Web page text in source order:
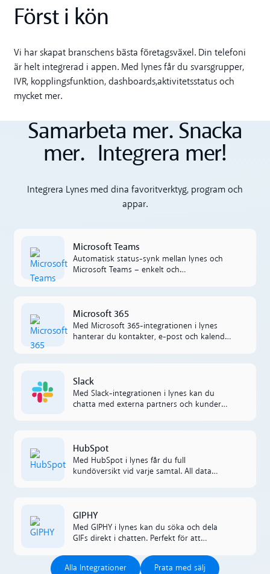
Först i kön
Vi har skapat branschens bästa företagsväxel. Din telefoni
är helt integrerad i appen. Med lynes får du svarsgrupper,
IVR, kopplingsfunktion, dashboards,aktivitetsstatus och
mycket mer.
Samarbeta mer. Snacka
mer. Integrera mer!
Integrera Lynes med dina favoritverktyg, program och
appar.
Microsoft Teams
Automatisk status-synk mellan lynes och
Microsoft Teams – enkelt och
Microsoft 365
Med Microsoft 365-integrationen i lynes
hanterar du kontakter, e-post och kalender
Slack
Med Slack-integrationen i lynes kan du
chatta med externa partners och kunder
HubSpot
Med HubSpot i lynes får du full
kundöversikt vid varje samtal. All data
GIPHY
Med GIPHY i lynes kan du söka och dela
GIFs direkt i chatten. Perfekt för att
och göra konversationerna mer levande.‍
Alla Integrationer
Alla Integrationer
Prata med sälj
Prata med sälj